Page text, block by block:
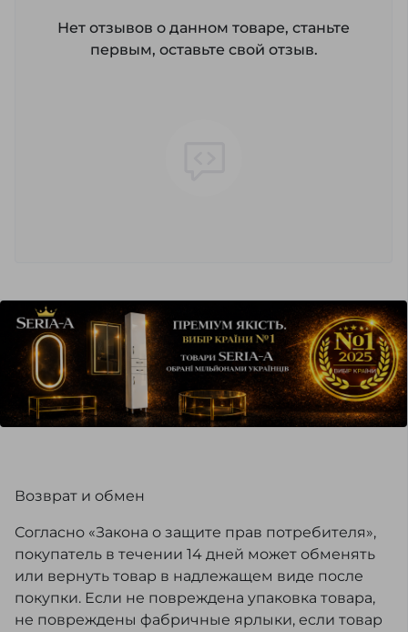
Нет отзывов о данном товаре, станьте
первым, оставьте свой отзыв.
Возврат и обмен
Согласно «Закона о защите прав потребителя»,
покупатель в течении 14 дней может обменять
или вернуть товар в надлежащем виде после
покупки. Если не повреждена упаковка товара,
не повреждены фабричные ярлыки, если товар